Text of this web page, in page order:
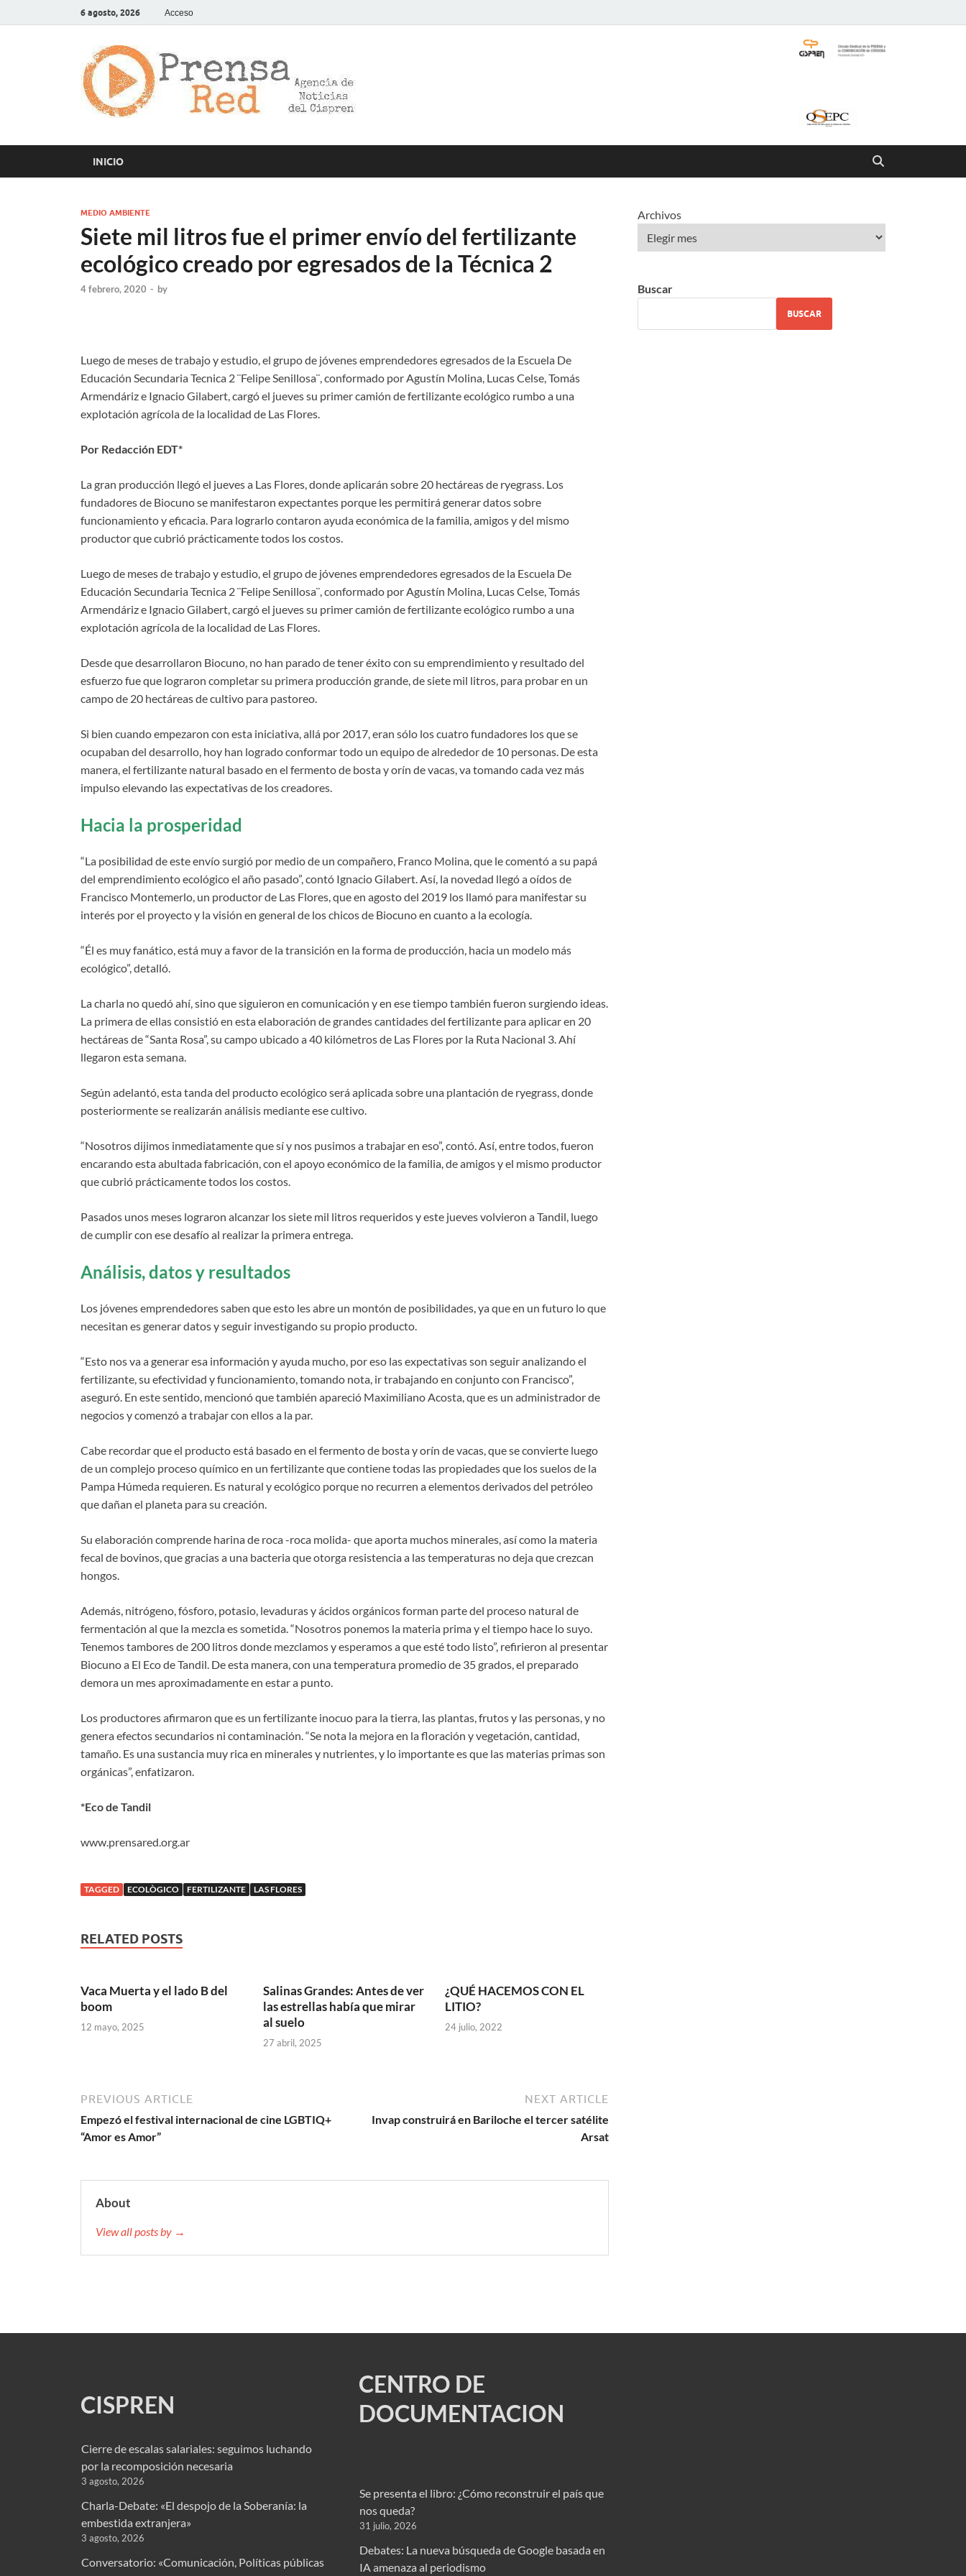
6 agosto, 2026 Acceso
INICIO
MEDIO AMBIENTE
Siete mil litros fue el primer envío del fertilizante
ecológico creado por egresados de la Técnica 2
4 febrero, 2020 - by
Luego de meses de trabajo y estudio, el grupo de jóvenes emprendedores egresados de la Escuela De
Educación Secundaria Tecnica 2 ¨Felipe Senillosa¨, conformado por Agustín Molina, Lucas Celse, Tomás
Armendáriz e Ignacio Gilabert, cargó el jueves su primer camión de fertilizante ecológico rumbo a una
explotación agrícola de la localidad de Las Flores.
Por Redacción EDT*
La gran producción llegó el jueves a Las Flores, donde aplicarán sobre 20 hectáreas de ryegrass. Los
fundadores de Biocuno se manifestaron expectantes porque les permitirá generar datos sobre
funcionamiento y eficacia. Para lograrlo contaron ayuda económica de la familia, amigos y del mismo
productor que cubrió prácticamente todos los costos.
Luego de meses de trabajo y estudio, el grupo de jóvenes emprendedores egresados de la Escuela De
Educación Secundaria Tecnica 2 ¨Felipe Senillosa¨, conformado por Agustín Molina, Lucas Celse, Tomás
Armendáriz e Ignacio Gilabert, cargó el jueves su primer camión de fertilizante ecológico rumbo a una
explotación agrícola de la localidad de Las Flores.
Desde que desarrollaron Biocuno, no han parado de tener éxito con su emprendimiento y resultado del
esfuerzo fue que lograron completar su primera producción grande, de siete mil litros, para probar en un
campo de 20 hectáreas de cultivo para pastoreo.
Si bien cuando empezaron con esta iniciativa, allá por 2017, eran sólo los cuatro fundadores los que se
ocupaban del desarrollo, hoy han logrado conformar todo un equipo de alrededor de 10 personas. De esta
manera, el fertilizante natural basado en el fermento de bosta y orín de vacas, va tomando cada vez más
impulso elevando las expectativas de los creadores.
Hacia la prosperidad
“La posibilidad de este envío surgió por medio de un compañero, Franco Molina, que le comentó a su papá
del emprendimiento ecológico el año pasado”, contó Ignacio Gilabert. Así, la novedad llegó a oídos de
Francisco Montemerlo, un productor de Las Flores, que en agosto del 2019 los llamó para manifestar su
interés por el proyecto y la visión en general de los chicos de Biocuno en cuanto a la ecología.
“Él es muy fanático, está muy a favor de la transición en la forma de producción, hacia un modelo más
ecológico”, detalló.
La charla no quedó ahí, sino que siguieron en comunicación y en ese tiempo también fueron surgiendo ideas.
La primera de ellas consistió en esta elaboración de grandes cantidades del fertilizante para aplicar en 20
hectáreas de “Santa Rosa”, su campo ubicado a 40 kilómetros de Las Flores por la Ruta Nacional 3. Ahí
llegaron esta semana.
Según adelantó, esta tanda del producto ecológico será aplicada sobre una plantación de ryegrass, donde
posteriormente se realizarán análisis mediante ese cultivo.
“Nosotros dijimos inmediatamente que sí y nos pusimos a trabajar en eso”, contó. Así, entre todos, fueron
encarando esta abultada fabricación, con el apoyo económico de la familia, de amigos y el mismo productor
que cubrió prácticamente todos los costos.
Pasados unos meses lograron alcanzar los siete mil litros requeridos y este jueves volvieron a Tandil, luego
de cumplir con ese desafío al realizar la primera entrega.
Análisis, datos y resultados
Los jóvenes emprendedores saben que esto les abre un montón de posibilidades, ya que en un futuro lo que
necesitan es generar datos y seguir investigando su propio producto.
“Esto nos va a generar esa información y ayuda mucho, por eso las expectativas son seguir analizando el
fertilizante, su efectividad y funcionamiento, tomando nota, ir trabajando en conjunto con Francisco”,
aseguró. En este sentido, mencionó que también apareció Maximiliano Acosta, que es un administrador de
negocios y comenzó a trabajar con ellos a la par.
Cabe recordar que el producto está basado en el fermento de bosta y orín de vacas, que se convierte luego
de un complejo proceso químico en un fertilizante que contiene todas las propiedades que los suelos de la
Pampa Húmeda requieren. Es natural y ecológico porque no recurren a elementos derivados del petróleo
que dañan el planeta para su creación.
Su elaboración comprende harina de roca -roca molida- que aporta muchos minerales, así como la materia
fecal de bovinos, que gracias a una bacteria que otorga resistencia a las temperaturas no deja que crezcan
hongos.
Además, nitrógeno, fósforo, potasio, levaduras y ácidos orgánicos forman parte del proceso natural de
fermentación al que la mezcla es sometida. “Nosotros ponemos la materia prima y el tiempo hace lo suyo.
Tenemos tambores de 200 litros donde mezclamos y esperamos a que esté todo listo”, refirieron al presentar
Biocuno a El Eco de Tandil. De esta manera, con una temperatura promedio de 35 grados, el preparado
demora un mes aproximadamente en estar a punto.
Los productores afirmaron que es un fertilizante inocuo para la tierra, las plantas, frutos y las personas, y no
genera efectos secundarios ni contaminación. “Se nota la mejora en la floración y vegetación, cantidad,
tamaño. Es una sustancia muy rica en minerales y nutrientes, y lo importante es que las materias primas son
orgánicas”, enfatizaron.
*Eco de Tandil
www.prensared.org.ar
TAGGED ECOLÒGICO FERTILIZANTE LAS FLORES
RELATED POSTS
Vaca Muerta y el lado B del
boom
12 mayo, 2025
Salinas Grandes: Antes de ver
las estrellas había que mirar
al suelo
27 abril, 2025
¿QUÉ HACEMOS CON EL
LITIO?
24 julio, 2022
PREVIOUS ARTICLE
Empezó el festival internacional de cine LGBTIQ+
“Amor es Amor”
NEXT ARTICLE
Invap construirá en Bariloche el tercer satélite
Arsat
About
View all posts by →
Archivos
Buscar
BUSCAR
CISPREN
Cierre de escalas salariales: seguimos luchando
por la recomposición necesaria
3 agosto, 2026
Charla-Debate: «El despojo de la Soberanía: la
embestida extranjera»
3 agosto, 2026
Conversatorio: «Comunicación, Políticas públicas
CENTRO DE
DOCUMENTACION
Se presenta el libro: ¿Cómo reconstruir el país que
nos queda?
31 julio, 2026
Debates: La nueva búsqueda de Google basada en
IA amenaza al periodismo